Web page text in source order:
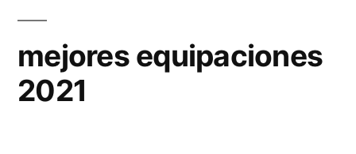
mejores equipaciones
2021